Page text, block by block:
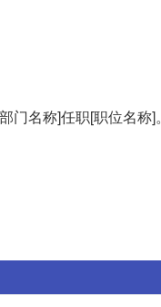
名称]任职[职位名称]。